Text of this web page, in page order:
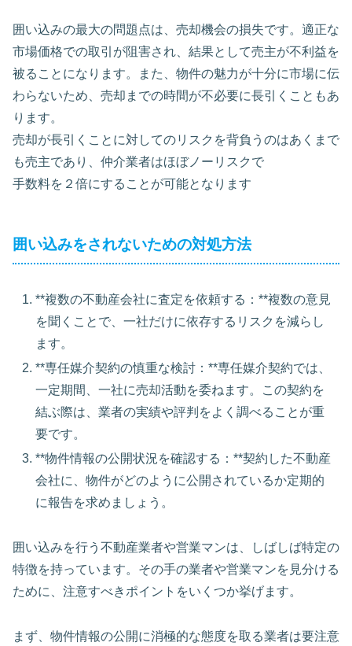
囲い込みの最大の問題点は、売却機会の損失です。適正な
市場価格での取引が阻害され、結果として売主が不利益を
被ることになります。また、物件の魅力が十分に市場に伝
わらないため、売却までの時間が不必要に長引くこともあ
ります。
売却が長引くことに対してのリスクを背負うのはあくまで
も売主であり、仲介業者はほぼノーリスクで
手数料を２倍にすることが可能となります
囲い込みをされないための対処方法
**複数の不動産会社に査定を依頼する：**複数の意見
を聞くことで、一社だけに依存するリスクを減らし
ます。
**専任媒介契約の慎重な検討：**専任媒介契約では、
一定期間、一社に売却活動を委ねます。この契約を
結ぶ際は、業者の実績や評判をよく調べることが重
要です。
**物件情報の公開状況を確認する：**契約した不動産
会社に、物件がどのように公開されているか定期的
に報告を求めましょう。
囲い込みを行う不動産業者や営業マンは、しばしば特定の
特徴を持っています。その手の業者や営業マンを見分ける
ために、注意すべきポイントをいくつか挙げます。
まず、物件情報の公開に消極的な態度を取る業者は要注意